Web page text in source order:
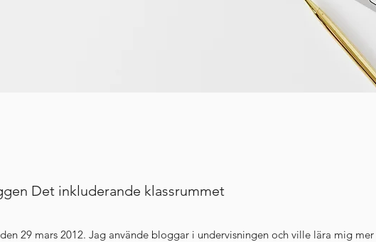
Det inkluderande klassrummet
29 mars 2012. Jag använde bloggar i undervisningen och ville lära mig mer